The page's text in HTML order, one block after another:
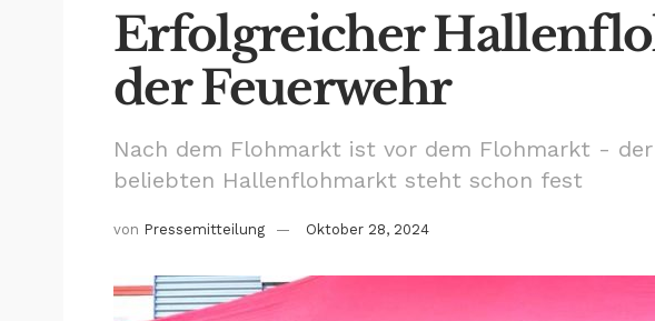
Erfolgreicher
der Feuerwehr
Nach dem Flohmarkt ist vor dem Flohmarkt -
beliebten Hallenflohmarkt steht schon fest
von Pressemitteilung Oktober 28, 2024